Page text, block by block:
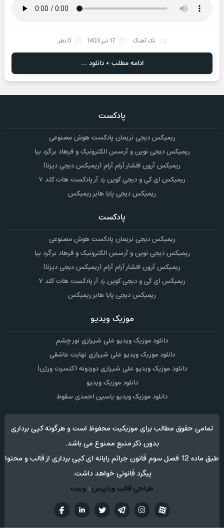
تک آهنگ 17 تیر 1403 0 نظر
ادامه مطلب + دانلود ...
پادکست
ریمیکس دیجی نریمان پادکست هوش مصنوعی
ریمیکس دیجی نوین و آرسس الکترونیک و فرهاد برگرد بیا
ریمیکس آرون افشار آرام آرام (ریمیکس دیجی دیزنا)
ریمیکس ای کی و دیجی کوین زد آر پادکست هات کلد ۷
ریمیکس دیجی پایا هابر ریمیکس
پادکست
ریمیکس دیجی نریمان پادکست هوش مصنوعی
ریمیکس دیجی نوین و آرسس الکترونیک و فرهاد برگرد بیا
ریمیکس آرون افشار آرام آرام (ریمیکس دیجی دیزنا)
ریمیکس ای کی و دیجی کوین زد آر پادکست هات کلد ۷
ریمیکس دیجی پایا هابر ریمیکس
موزیک ویدیو
دانلود موزیک ویدیو علی شیرازی نور چشم
دانلود موزیک ویدیو علی شیرازی نهایت عاشقی
دانلود موزیک ویدیو علی شیرازی دوردونه (کنسرت ورژن)
دانلود موزیک ویدیو
دانلود موزیک ویدیو یاسین احمدی سقوط
تمامی حقوق مطالب برای موزیکیت محفوظ است و هرگونه کپی برداری
بدون ذکر منبع ممنوع می باشد.
طبق ماده 12 فصل سوم قانون جرائم رایانه ای کپی برداری از قالب و محتوا
پیگرد قانونی خواهد داشت.
طراحی قالب وردپرس: وبیت
تويترتلگراماینستاگرام آپارات